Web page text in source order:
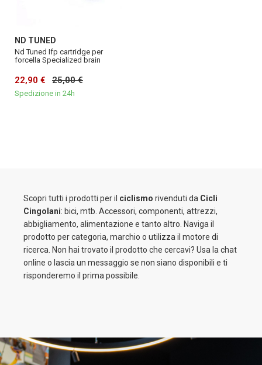
ND TUNED
Nd Tuned Ifp cartridge per
forcella Specialized brain
22,90 € 25,00 €
Spedizione in 24h
Scopri tutti i prodotti per il ciclismo rivenduti da Cicli
Cingolani: bici, mtb. Accessori, componenti, attrezzi,
abbigliamento, alimentazione e tanto altro. Naviga il
prodotto per categoria, marchio o utilizza il motore di
ricerca. Non hai trovato il prodotto che cercavi? Usa la chat
online o lascia un messaggio se non siano disponibili e ti
risponderemo il prima possibile.